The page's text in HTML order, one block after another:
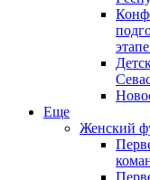
Еще
Женский